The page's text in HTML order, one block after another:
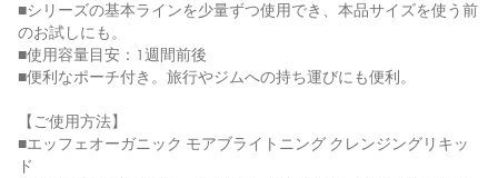
■シリーズの基本ラインを少量ずつ使用でき、本品サイズを使う前
のお試しにも。
■使用容量目安：1週間前後
■便利なポーチ付き。旅行やジムへの持ち運びにも便利。
【ご使用方法】
■エッフェオーガニック モアブライトニング クレンジングリキッ
ド